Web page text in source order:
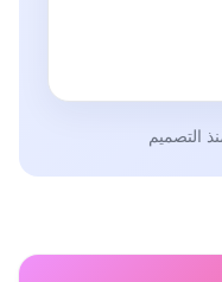
التصميم